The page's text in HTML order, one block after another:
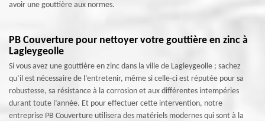
avoir une gouttière aux normes.
PB Couverture pour nettoyer votre gouttière en zinc à
Lagleygeolle
Si vous avez une gouttière en zinc dans la ville de Lagleygeolle ; sachez
qu’il est nécessaire de l’entretenir, même si celle-ci est réputée pour sa
robustesse, sa résistance à la corrosion et aux différentes intempéries
durant toute l’année. Et pour effectuer cette intervention, notre
entreprise PB Couverture utilisera des matériels modernes qui sont à la